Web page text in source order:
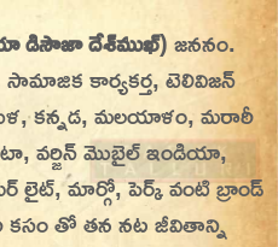
Day | This Day in
| What Happened
eroju | charitra lo
డిసౌజా దేశ్‌ముఖ్) జననం.
కార్యకర్త, టెలివిజన్
కన్నడ, మలయాళం, మరాఠీ
వర్జిన్ మొబైల్ ఇండియా,
లైట్, మార్గో, పెర్క్ వంటి బ్రాండ్
కసం తో తన నట జీవితాన్ని